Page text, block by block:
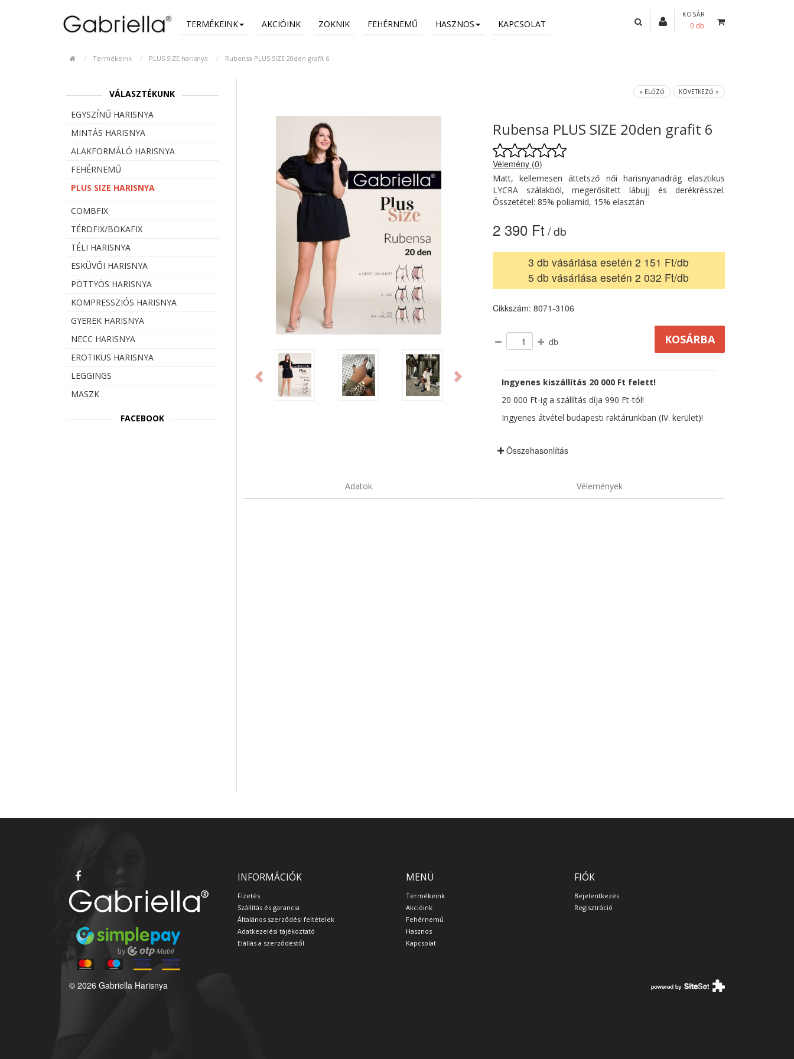
TERMÉKEINK AKCIÓINK ZOKNIK FEHÉRNEMŰ HASZNOS KAPCSOLAT
KOSÁR
0 db
Termékeink PLUS SIZE harisnya Rubensa PLUS SIZE 20den grafit 6
VÁLASZTÉKUNK
EGYSZÍNŰ HARISNYA
MINTÁS HARISNYA
ALAKFORMÁLÓ HARISNYA
FEHÉRNEMŰ
PLUS SIZE HARISNYA
COMBFIX
TÉRDFIX/BOKAFIX
TÉLI HARISNYA
ESKÜVŐI HARISNYA
PÖTTYÖS HARISNYA
KOMPRESSZIÓS HARISNYA
GYEREK HARISNYA
NECC HARISNYA
EROTIKUS HARISNYA
LEGGINGS
MASZK
FACEBOOK
« ELŐZŐ KÖVETKEZŐ »
Previous
Rubensa PLUS SIZE 20den grafit 6
Vélemény (0)
Matt, kellemesen áttetsző női harisnyanadrág elasztikus
LYCRA szálakból, megerősített lábujj és derékrésszel.
Összetétel: 85% poliamid, 15% elasztán
2 390 Ft / db
3 db vásárlása esetén 2 151 Ft/db
5 db vásárlása esetén 2 032 Ft/db
Cikkszám: 8071-3106
db
Ingyenes kiszállítás 20 000 Ft felett!
20 000 Ft-ig a szállítás díja 990 Ft-tól!
Ingyenes átvétel budapesti raktárunkban (IV. kerület)!
Összehasonlítás
Adatok Vélemények
INFORMÁCIÓK
Fizetés
Szállítás és garancia
Általános szerződési feltételek
Adatkezelési tájékoztató
Elállás a szerződéstől
MENÜ
Termékeink
Akcióink
Fehérnemű
Hasznos
Kapcsolat
FIÓK
Bejelentkezés
Regisztráció
© 2026 Gabriella Harisnya